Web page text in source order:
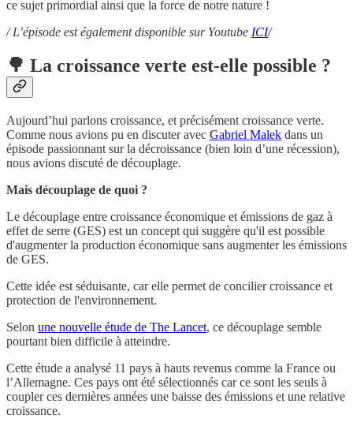
ce sujet primordial ainsi que la force de notre nature !
/ L’épisode est également disponible sur Youtube ICI/
🌳 La croissance verte est-elle possible ?
Aujourd’hui parlons croissance, et précisément croissance verte.
Comme nous avions pu en discuter avec Gabriel Malek dans un
épisode passionnant sur la décroissance (bien loin d’une récession),
nous avions discuté de découplage.
Mais découplage de quoi ?
Le découplage entre croissance économique et émissions de gaz à
effet de serre (GES) est un concept qui suggère qu'il est possible
d'augmenter la production économique sans augmenter les émissions
de GES.
Cette idée est séduisante, car elle permet de concilier croissance et
protection de l'environnement.
Selon une nouvelle étude de The Lancet, ce découplage semble
pourtant bien difficile à atteindre.
Cette étude a analysé 11 pays à hauts revenus comme la France ou
l’Allemagne. Ces pays ont été sélectionnés car ce sont les seuls à
coupler ces dernières années une baisse des émissions et une relative
croissance.